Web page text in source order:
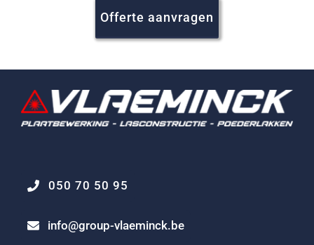
Offerte aanvragen
050 70 50 95
info@group-vlaeminck.be